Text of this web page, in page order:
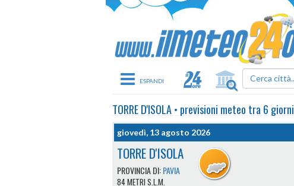
Toggle navigation
TORRE D'ISOLA• previsioni meteo tra 6 giorni
giovedì, 13 agosto 2026
TORRE D'ISOLA
PROVINCIA DI:PAVIA
84 METRI S.L.M.